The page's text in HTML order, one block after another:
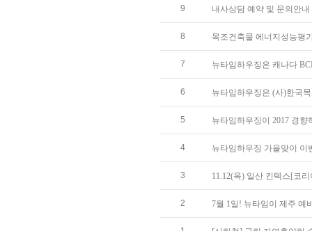
9 내사상담 예약 및 문의안내
8 목조건축물 에너지성능평
7 뉴타임하우징은 캐나다
6 뉴타임하우징은 (사)한국
5 뉴타임하우징이 2017 경
4 뉴타임하우징 가을맞이 이
3 11.12(목) 일산 킨텍스[코
2 7월 1일! 뉴타임이 제주 예